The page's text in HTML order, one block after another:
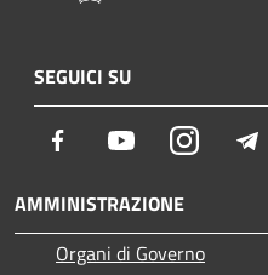
SEGUICI SU
Facebook YoutubeInstagram
AMMINISTRAZIONE
Organi di Governo